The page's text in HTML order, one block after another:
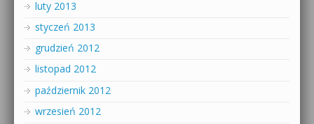
luty 2013
styczeń 2013
grudzień 2012
listopad 2012
październik 2012
wrzesień 2012